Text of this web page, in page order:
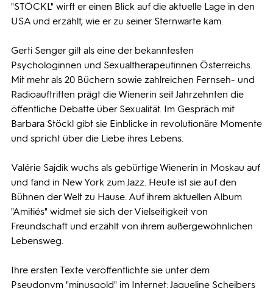
"STÖCKL" wirft er einen Blick auf die aktuelle Lage in den
USA und erzählt, wie er zu seiner Sternwarte kam.
Gerti Senger gilt als eine der bekanntesten
Psychologinnen und Sexualtherapeutinnen Österreichs.
Mit mehr als 20 Büchern sowie zahlreichen Fernseh- und
Radioauftritten prägt die Wienerin seit Jahrzehnten die
öffentliche Debatte über Sexualität. Im Gespräch mit
Barbara Stöckl gibt sie Einblicke in revolutionäre Momente
und spricht über die Liebe ihres Lebens.
Valérie Sajdik wuchs als gebürtige Wienerin in Moskau auf
und fand in New York zum Jazz. Heute ist sie auf den
Bühnen der Welt zu Hause. Auf ihrem aktuellen Album
"Amitiés" widmet sie sich der Vielseitigkeit von
Freundschaft und erzählt von ihrem außergewöhnlichen
Lebensweg.
Ihre ersten Texte veröffentlichte sie unter dem
Pseudonym "minusgold" im Internet: Jaqueline Scheibers